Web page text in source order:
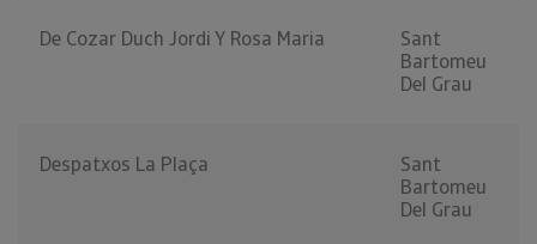
De Cozar Duch Jordi Y Rosa Maria
Sant
Bartomeu
Del Grau
Despatxos La Plaça
Sant
Bartomeu
Del Grau